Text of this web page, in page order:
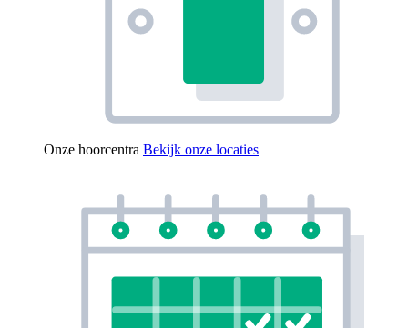
Onze hoorcentra Bekijk onze locaties